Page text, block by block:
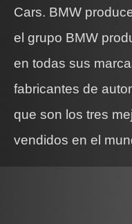
Cars. BMW
el grupo BMW
en todas sus
fabricantes de
que son los tres
vendidos en el